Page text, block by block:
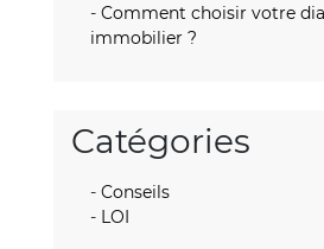
Comment choisir votre
immobilier ?
Catégories
Conseils
LOI